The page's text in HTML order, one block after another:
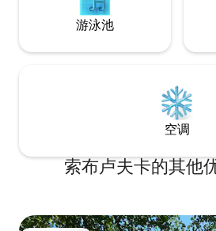
游泳池
空调
索布卢夫卡的其他